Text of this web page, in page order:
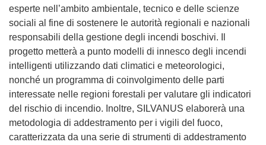
esperte nell’ambito ambientale, tecnico e delle scienze
sociali al fine di sostenere le autorità regionali e nazionali
responsabili della gestione degli incendi boschivi. Il
progetto metterà a punto modelli di innesco degli incendi
intelligenti utilizzando dati climatici e meteorologici,
nonché un programma di coinvolgimento delle parti
interessate nelle regioni forestali per valutare gli indicatori
del rischio di incendio. Inoltre, SILVANUS elaborerà una
metodologia di addestramento per i vigili del fuoco,
caratterizzata da una serie di strumenti di addestramento